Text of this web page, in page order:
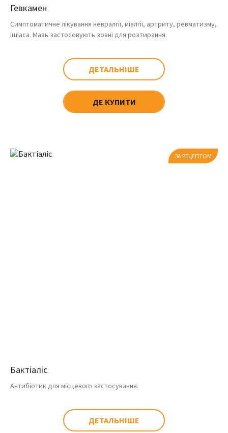
Гевкамен
Симптоматичне лікування невралгії, міалгії, артриту, ревматизму,
ішіаса. Мазь застосовують зовні для розтирання.
ДЕТАЛЬНІШЕ
ДЕ КУПИТИ
ЗА РЕЦЕПТОМ
Бактіаліс
Антибіотик для місцевого застосування.
ДЕТАЛЬНІШЕ